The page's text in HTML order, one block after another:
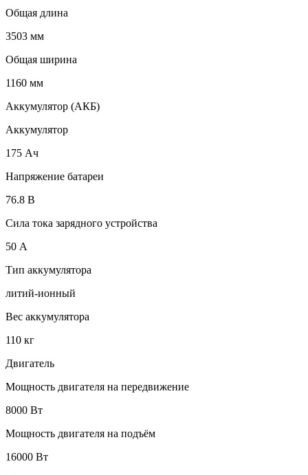
Общая длина
3503 мм
Общая ширина
1160 мм
Аккумулятор (АКБ)
Аккумулятор
175 Ач
Напряжение батареи
76.8 B
Сила тока зарядного устройства
50 А
Тип аккумулятора
литий-ионный
Вес аккумулятора
110 кг
Двигатель
Мощность двигателя на передвижение
8000 Вт
Мощность двигателя на подъём
16000 Вт